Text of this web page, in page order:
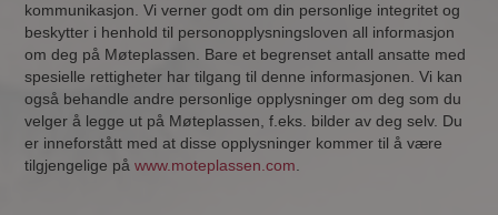
kommunikasjon. Vi verner godt om din personlige integritet og
beskytter i henhold til personopplysningsloven all informasjon
om deg på Møteplassen. Bare et begrenset antall ansatte med
spesielle rettigheter har tilgang til denne informasjonen. Vi kan
også behandle andre personlige opplysninger om deg som du
velger å legge ut på Møteplassen, f.eks. bilder av deg selv. Du
er inneforstått med at disse opplysninger kommer til å være
tilgjengelige påwww.moteplassen.com